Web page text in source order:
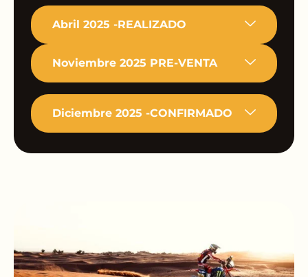
Abril 2025 -REALIZADO
Noviembre 2025 PRE-VENTA
Diciembre 2025 -CONFIRMADO